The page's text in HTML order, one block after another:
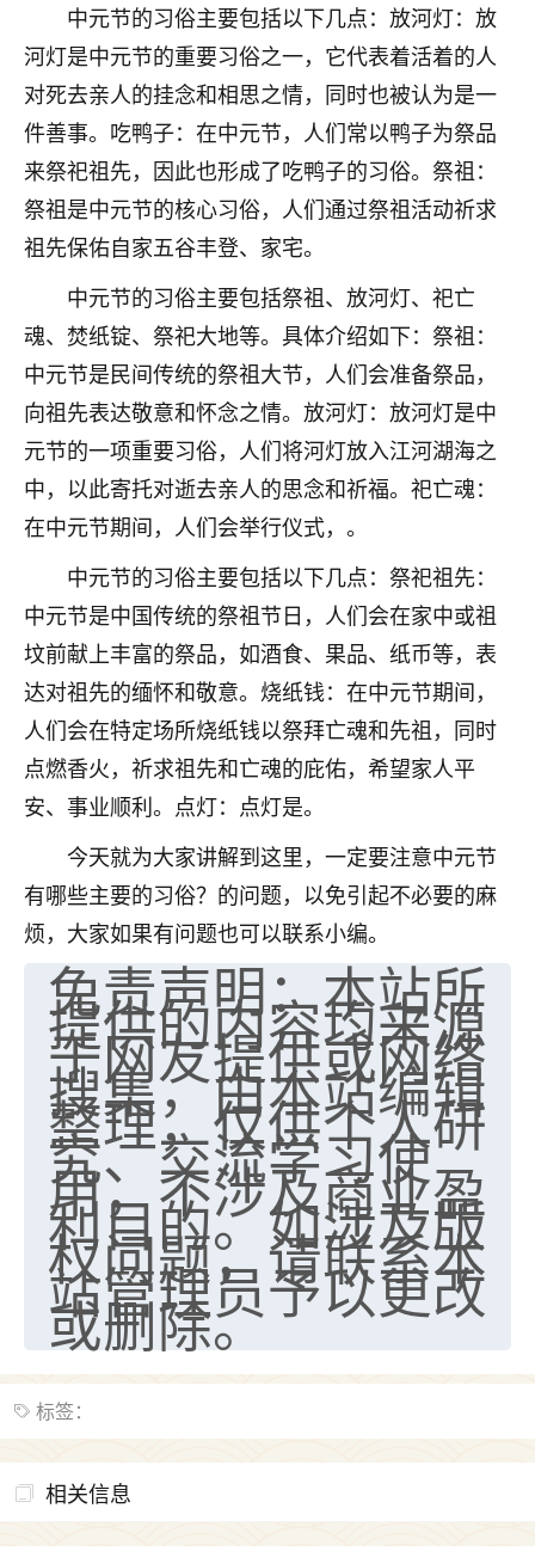
中元节的习俗主要包括以下几点：放河灯：放
河灯是中元节的重要习俗之一，它代表着活着的人
对死去亲人的挂念和相思之情，同时也被认为是一
件善事。吃鸭子：在中元节，人们常以鸭子为祭品
来祭祀祖先，因此也形成了吃鸭子的习俗。祭祖：
祭祖是中元节的核心习俗，人们通过祭祖活动祈求
祖先保佑自家五谷丰登、家宅。
中元节的习俗主要包括祭祖、放河灯、祀亡
魂、焚纸锭、祭祀大地等。具体介绍如下：祭祖：
中元节是民间传统的祭祖大节，人们会准备祭品，
向祖先表达敬意和怀念之情。放河灯：放河灯是中
元节的一项重要习俗，人们将河灯放入江河湖海之
中，以此寄托对逝去亲人的思念和祈福。祀亡魂：
在中元节期间，人们会举行仪式，。
中元节的习俗主要包括以下几点：祭祀祖先：
中元节是中国传统的祭祖节日，人们会在家中或祖
坟前献上丰富的祭品，如酒食、果品、纸币等，表
达对祖先的缅怀和敬意。烧纸钱：在中元节期间，
人们会在特定场所烧纸钱以祭拜亡魂和先祖，同时
点燃香火，祈求祖先和亡魂的庇佑，希望家人平
安、事业顺利。点灯：点灯是。
今天就为大家讲解到这里，一定要注意中元节
有哪些主要的习俗？的问题，以免引起不必要的麻
烦，大家如果有问题也可以联系小编。
免责声明：本站所
提供的内容均来源
于网友提供或网络
搜集，由本站编辑
整理，仅供个人研
究、交流学习使
用，不涉及商业盈
利目的。如涉及版
权问题，请联系本
站管理员予以更改
或删除。
标签：
相关信息
1天前 来自四川
金白水清
我也想找老师看看，有没有人给个联系方式的啊？
鹿森：慧来老师微信：gjsy0624
1天前 来自江西 12
我也想要，我也想要！
2天前 来自山西 15
Jessica李
老师做不做超度法事？我想给我奶奶做超度，她今年
刚去世了。
七零老顽童 ：我母亲前年离世，刚开始我经常
做梦梦见她，后来也是朋友介绍，找到慧来老
师，安排了超度法事，做梦再也没有梦到过
了，一开始是半信半疑的，图个心安，给亡母
超度，现在看来，人不信也不行。
2天前 来自云南
优秀的张同学
老师收徒吗？？我对这些很感兴趣
2天前 来自山西